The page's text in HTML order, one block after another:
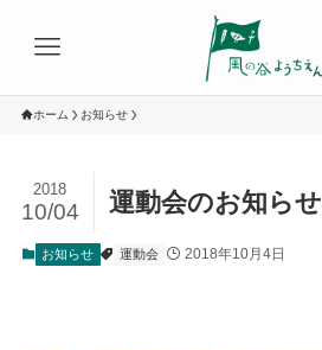
ホーム お知らせ
運動会のお知らせ
2018
10/04
お知らせ 運動会 2018年10月4日